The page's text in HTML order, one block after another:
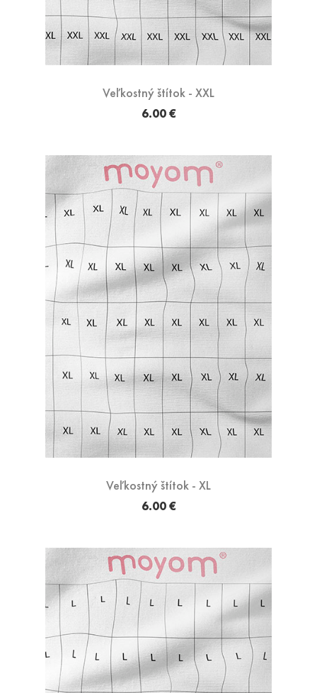
Veľkostný štítok - XXL
6.00 €
Veľkostný štítok - XL
6.00 €